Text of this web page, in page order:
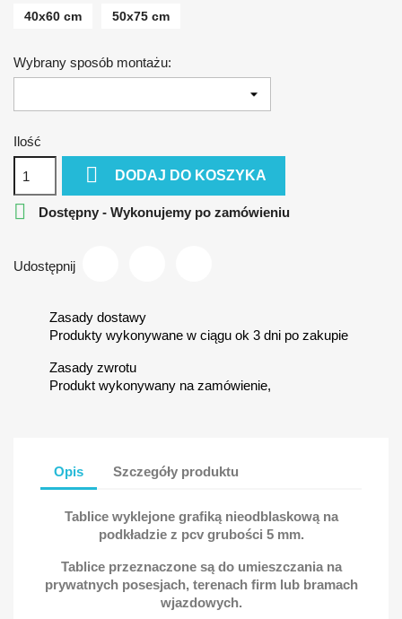
40x60 cm 50x75 cm
Wybrany sposób montażu:
Ilość
 DODAJ DO KOSZYKA
 Dostępny - Wykonujemy po zamówieniu
Udostępnij
Zasady dostawy
Produkty wykonywane w ciągu ok 3 dni po zakupie
Zasady zwrotu
Produkt wykonywany na zamówienie,
Opis Szczegóły produktu
Tablice wyklejone grafiką nieodblaskową na
podkładzie z pcv grubości 5 mm.
Tablice przeznaczone są do umieszczania na
prywatnych posesjach, terenach firm lub bramach
wjazdowych.